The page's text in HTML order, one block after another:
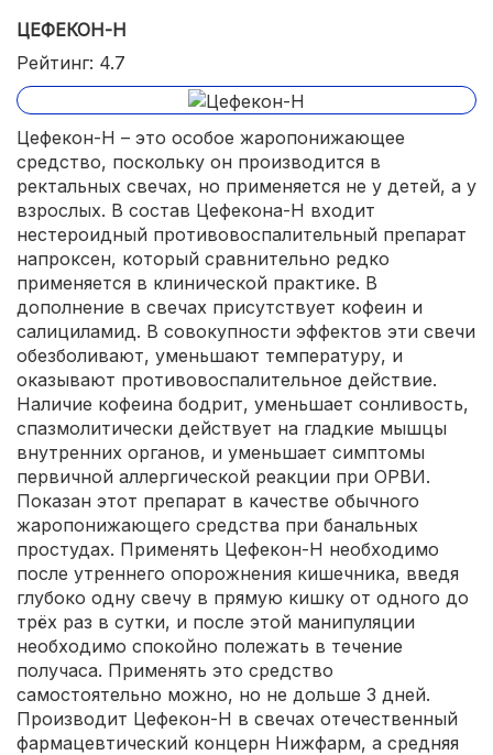
ЦЕФЕКОН-Н
Рейтинг: 4.7
Цефекон-Н – это особое жаропонижающее
средство, поскольку он производится в
ректальных свечах, но применяется не у детей, а у
взрослых. В состав Цефекона-Н входит
нестероидный противовоспалительный препарат
напроксен, который сравнительно редко
применяется в клинической практике. В
дополнение в свечах присутствует кофеин и
салициламид. В совокупности эффектов эти свечи
обезболивают, уменьшают температуру, и
оказывают противовоспалительное действие.
Наличие кофеина бодрит, уменьшает сонливость,
спазмолитически действует на гладкие мышцы
внутренних органов, и уменьшает симптомы
первичной аллергической реакции при ОРВИ.
Показан этот препарат в качестве обычного
жаропонижающего средства при банальных
простудах. Применять Цефекон-Н необходимо
после утреннего опорожнения кишечника, введя
глубоко одну свечу в прямую кишку от одного до
трёх раз в сутки, и после этой манипуляции
необходимо спокойно полежать в течение
получаса. Применять это средство
самостоятельно можно, но не дольше 3 дней.
Производит Цефекон-Н в свечах отечественный
фармацевтический концерн Нижфарм, а средняя